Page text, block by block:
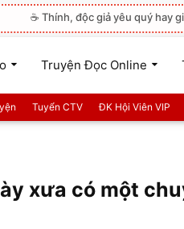
☕ Thính, độc giả yêu quý hay
Truyện Đọc Online
Tuyển CTV ĐK Hội Viên VIP
xưa có một